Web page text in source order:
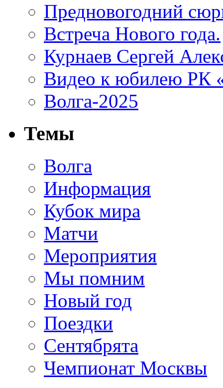
Предновогодний
Встреча Нового года.
Курнаев Сергей
Видео к юбилею
Волга-2025
Темы
Волга
Информация
Кубок мира
Матчи
Мероприятия
Мы помним
Новый год
Поездки
Сентябрята
Чемпионат Москвы